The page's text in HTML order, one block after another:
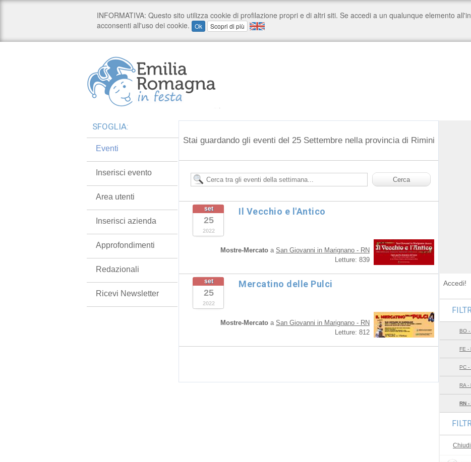
Stai guardando gli eventi del 25 Settembre nella provincia di Rimini
set
25
2022
Il Vecchio e l'Antico
Mostre-Mercato a San Giovanni in Marignano - RN
Letture: 839
set
25
2022
Mercatino delle Pulci
Mostre-Mercato a San Giovanni in Marignano - RN
Letture: 812
SFOGLIA:
Eventi
Inserisci evento
Area utenti
Inserisci azienda
Approfondimenti
Redazionali
Ricevi Newsletter
Accedi!
BO -
FE -
PC -
RA -
RN